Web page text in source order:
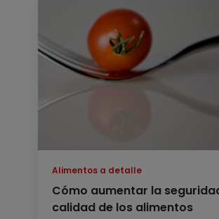
Alimentos a detalle
Cómo aumentar la
calidad de los alimentos